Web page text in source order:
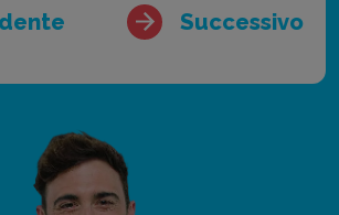
Successivo